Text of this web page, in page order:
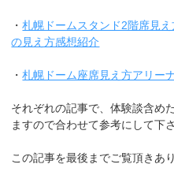
・札幌ドームスタンド2階席見
の見え方感想紹介
・札幌ドーム座席見え方アリー
それぞれの記事で、体験談含め
ますので合わせて参考にして下さ
この記事を最後までご覧頂きあ